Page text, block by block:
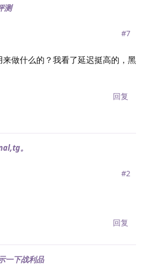
测
#7
做什么的？我看了延迟挺高的，黑
回复
。
#2
回复
一下战利品